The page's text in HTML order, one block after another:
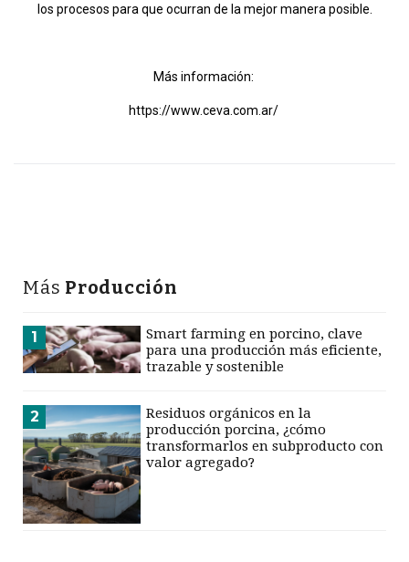
los procesos para que ocurran de la mejor manera posible.
Más información:
https://www.ceva.com.ar/
Más Producción
1
Smart farming en porcino, clave
para una producción más eficiente,
trazable y sostenible
2
Residuos orgánicos en la
producción porcina, ¿cómo
transformarlos en subproducto con
valor agregado?